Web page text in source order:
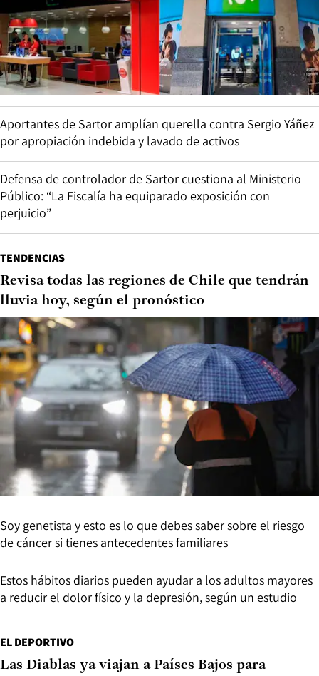
Aportantes de Sartor amplían querella contra Sergio Yáñez
por apropiación indebida y lavado de activos
Defensa de controlador de Sartor cuestiona al Ministerio
Público: “La Fiscalía ha equiparado exposición con
perjuicio”
TENDENCIAS
Revisa todas las regiones de Chile que tendrán
lluvia hoy, según el pronóstico
Soy genetista y esto es lo que debes saber sobre el riesgo
de cáncer si tienes antecedentes familiares
Estos hábitos diarios pueden ayudar a los adultos mayores
a reducir el dolor físico y la depresión, según un estudio
EL DEPORTIVO
Las Diablas ya viajan a Países Bajos para